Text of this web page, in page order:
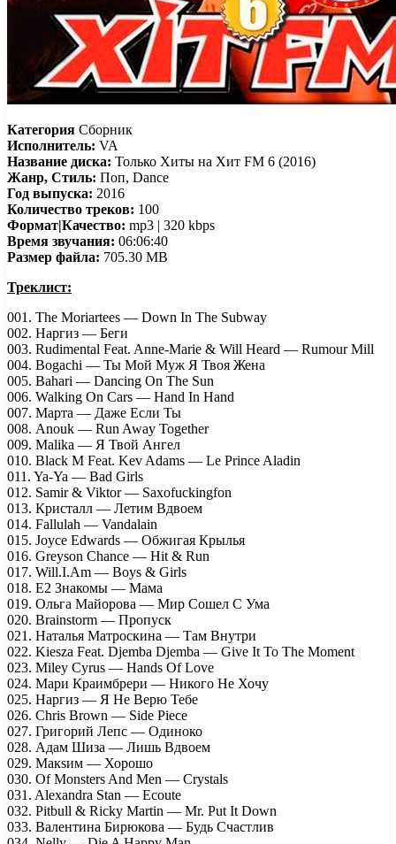
Категория Сборник
Исполнитель: VA
Название диска: Только Хиты на Хит FM 6 (2016)
Жанр, Стиль: Поп, Dance
Год выпуска: 2016
Количество треков: 100
Формат|Качество: mp3 | 320 kbps
Время звучания: 06:06:40
Размер файла: 705.30 MB
Треклист:
001. The Moriartees — Down In The Subway
002. Наргиз — Беги
003. Rudimental Feat. Anne-Marie & Will Heard — Rumour Mill
004. Bogachi — Ты Мой Муж Я Твоя Жена
005. Bahari — Dancing On The Sun
006. Walking On Cars — Hand In Hand
007. Марта — Даже Если Ты
008. Anouk — Run Away Together
009. Malika — Я Твой Ангел
010. Black M Feat. Kev Adams — Le Prince Aladin
011. Ya-Ya — Bad Girls
012. Samir & Viktor — Saxofuckingfon
013. Кристалл — Летим Вдвоем
014. Fallulah — Vandalain
015. Joyce Edwards — Обжигая Крылья
016. Greyson Chance — Hit & Run
017. Will.I.Am — Boys & Girls
018. Е2 Знакомы — Мама
019. Ольга Майорова — Мир Сошел С Ума
020. Brainstorm — Пропуск
021. Наталья Матроскина — Там Внутри
022. Kiesza Feat. Djemba Djemba — Give It To The Moment
023. Miley Cyrus — Hands Of Love
024. Мари Краимбрери — Никого Не Хочу
025. Наргиз — Я Не Верю Тебе
026. Chris Brown — Side Piece
027. Григорий Лепс — Одиноко
028. Адам Шиза — Лишь Вдвоем
029. Макsим — Хорошо
030. Of Monsters And Men — Crystals
031. Alexandra Stan — Ecoute
032. Pitbull & Ricky Martin — Mr. Put It Down
033. Валентина Бирюкова — Будь Счастлив